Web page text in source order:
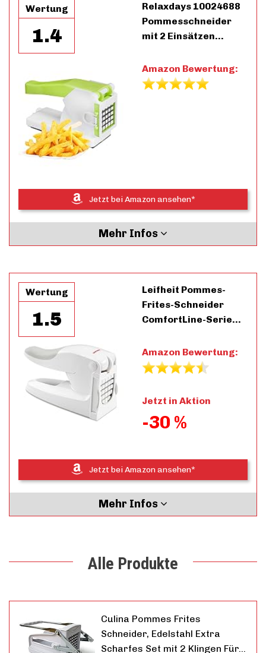
Wertung
1.4
Relaxdays 10024688
Pommesschneider
mit 2 Einsätzen…
Amazon Bewertung:
Jetzt bei Amazon ansehen*
Mehr Infos
Wertung
1.5
Leifheit Pommes-
Frites-Schneider
ComfortLine-Serie…
Amazon Bewertung:
Jetzt in Aktion
-30 %
Jetzt bei Amazon ansehen*
Mehr Infos
Alle Produkte
Culina Pommes Frites
Schneider, Edelstahl Extra
Scharfes Set mit 2 Klingen Für…